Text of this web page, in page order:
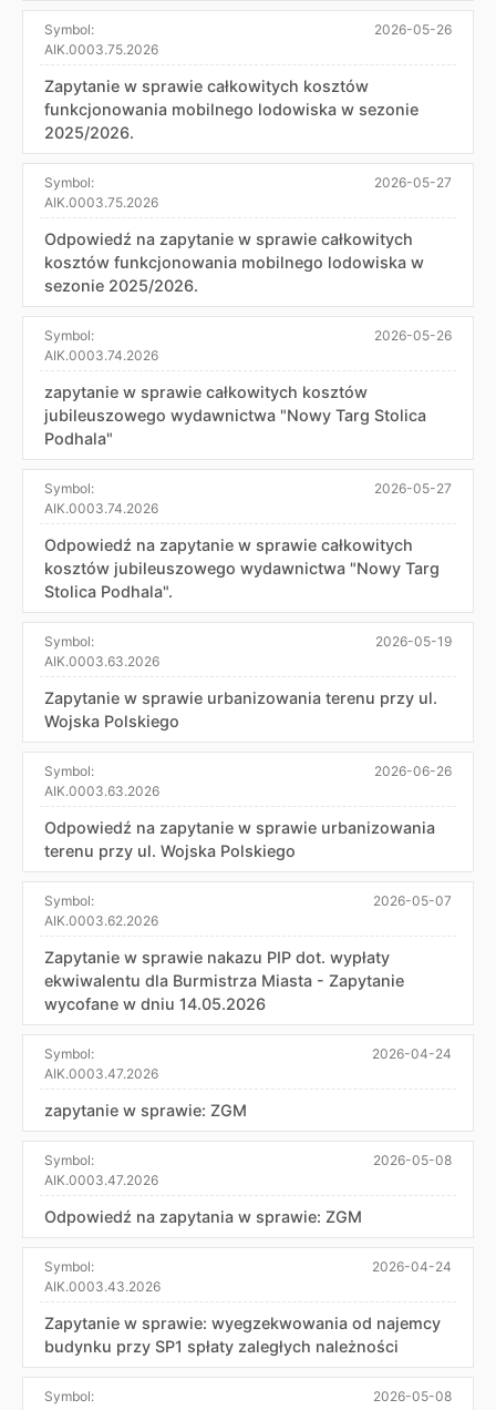
Symbol:
AIK.0003.75.2026
2026-05-26
Zapytanie w sprawie całkowitych kosztów
funkcjonowania mobilnego lodowiska w sezonie
2025/2026.
Symbol:
AIK.0003.75.2026
2026-05-27
Odpowiedź na zapytanie w sprawie całkowitych
kosztów funkcjonowania mobilnego lodowiska w
sezonie 2025/2026.
Symbol:
AIK.0003.74.2026
2026-05-26
zapytanie w sprawie całkowitych kosztów
jubileuszowego wydawnictwa "Nowy Targ Stolica
Podhala"
Symbol:
AIK.0003.74.2026
2026-05-27
Odpowiedź na zapytanie w sprawie całkowitych
kosztów jubileuszowego wydawnictwa "Nowy Targ
Stolica Podhala".
Symbol:
AIK.0003.63.2026
2026-05-19
Zapytanie w sprawie urbanizowania terenu przy ul.
Wojska Polskiego
Symbol:
AIK.0003.63.2026
2026-06-26
Odpowiedź na zapytanie w sprawie urbanizowania
terenu przy ul. Wojska Polskiego
Symbol:
AIK.0003.62.2026
2026-05-07
Zapytanie w sprawie nakazu PIP dot. wypłaty
ekwiwalentu dla Burmistrza Miasta - Zapytanie
wycofane w dniu 14.05.2026
Symbol:
AIK.0003.47.2026
2026-04-24
zapytanie w sprawie: ZGM
Symbol:
AIK.0003.47.2026
2026-05-08
Odpowiedź na zapytania w sprawie: ZGM
Symbol:
AIK.0003.43.2026
2026-04-24
Zapytanie w sprawie: wyegzekwowania od najemcy
budynku przy SP1 spłaty zaległych należności
Symbol:
2026-05-08